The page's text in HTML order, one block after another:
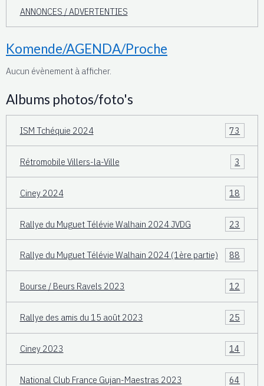
ANNONCES / ADVERTENTIES
Komende/AGENDA/Proche
Aucun évènement à afficher.
Albums photos/foto's
ISM Tchéquie 2024 73
Rétromobile Villers-la-Ville 3
Ciney 2024 18
Rallye du Muguet Télévie Walhain 2024 JVDG 23
Rallye du Muguet Télévie Walhain 2024 (1ère partie) 88
Bourse / Beurs Ravels 2023 12
Rallye des amis du 15 août 2023 25
Ciney 2023 14
National Club France Gujan-Maestras 2023 64